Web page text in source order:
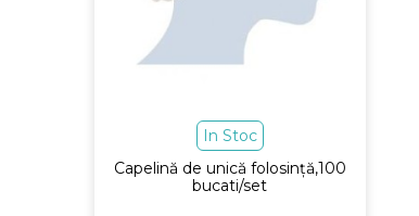
In Stoc
Capelină de unică folosință,100
bucati/set